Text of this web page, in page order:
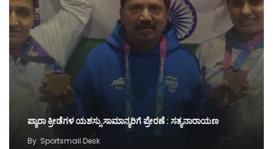
ಪ್ಯಾರಾ ಕ್ರೀಡೆಗಳ ಯಶಸ್ಸು ಸಾಮಾನ್ಯರಿಗೆ ಪ್ರೇರಣೆ : ಸತ್ಯನಾರಾಯಣ
By Sportsmail Desk